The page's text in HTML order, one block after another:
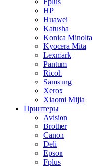
Fplus
HP
Huawei
Katusha
Konica Minolta
Kyocera Mita
Lexmark
Pantum
Ricoh
Samsung
Xerox
Xiaomi Mijia
Принтеры
Avision
Brother
Canon
Deli
Epson
Fplus